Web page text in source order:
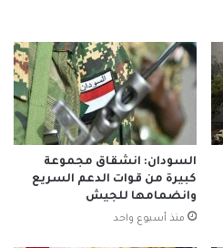
السودان: انشقاق مجموعة
كبيرة من قوات الدعم السريع
وانضمامها للجيش
منذ أسبوع واحد